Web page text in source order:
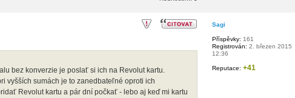
bez konverzie je poslať si ich na Revolut kartu.
vyšších sumách je to zanedbateľné oproti ich
Revolut kartu a pár dní počkať - lebo aj keď mi kartu
Sagi
Příspěvky: 161
Registrován: 2. březen 2015
12:36
Reputace: +41